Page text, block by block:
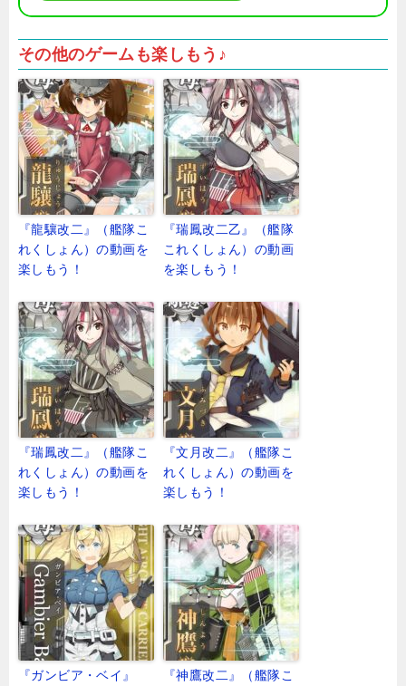
その他のゲームも楽しもう♪
『龍驤改二』（艦隊こ
れくしょん）の動画を
楽しもう！
『瑞鳳改二乙』（艦隊
これくしょん）の動画
を楽しもう！
『瑞鳳改二』（艦隊こ
れくしょん）の動画を
楽しもう！
『文月改二』（艦隊こ
れくしょん）の動画を
楽しもう！
『ガンビア・ベイ』
『神鷹改二』（艦隊こ